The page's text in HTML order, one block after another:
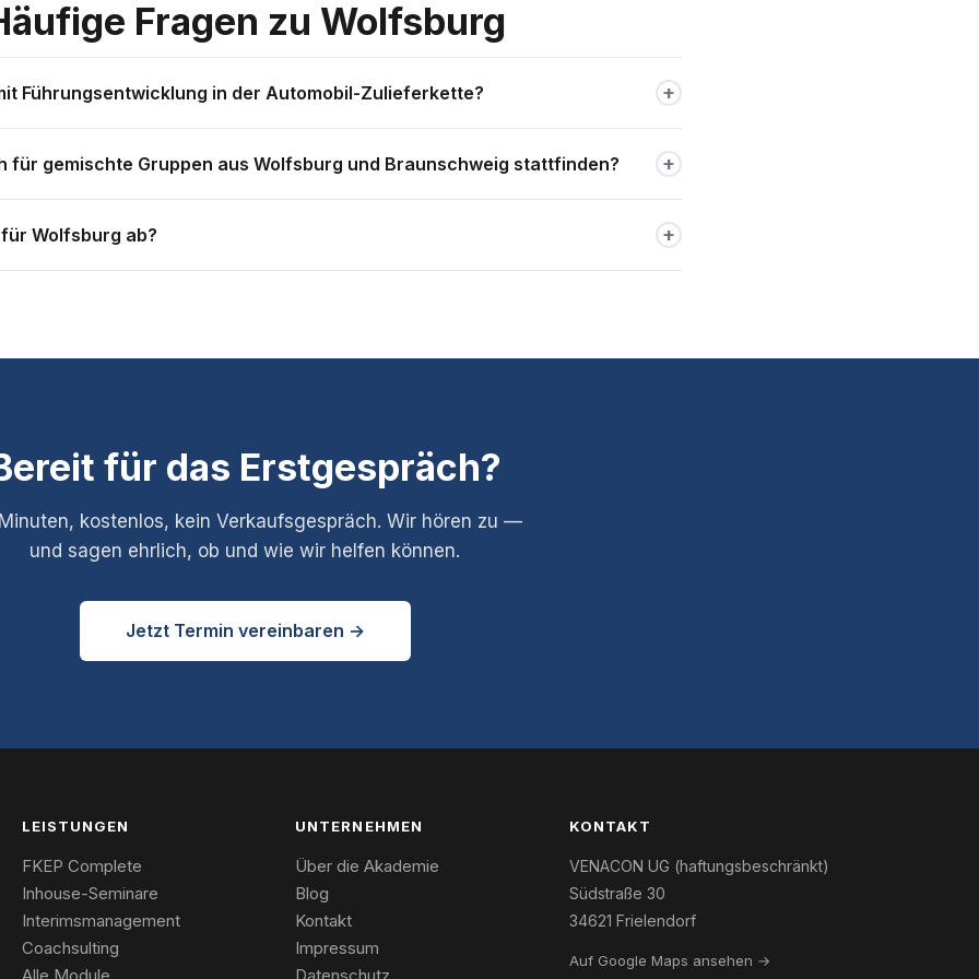
Fragen zu Wolfsburg
Führungsentwicklung in der Automobil-Zulieferkette? +
müssen. Das prägt Führungsstil und Kommunikation.
für gemischte Gruppen aus Wolfsburg und Braunschweig stattfinden? +
separat.
Wolfsburg ab? +
für das Erstgespräch?
kostenlos, kein Verkaufsgespräch. Wir hören zu —
und sagen ehrlich, ob und wie wir helfen können.
Jetzt Termin vereinbaren →
LEISTUNGEN
FKEP Complete
Inhouse-Seminare
Interimsmanagement
Coachsulting
UNTERNEHMEN
Über die Akademie
Blog
Kontakt
Impressum
KONTAKT
VENACON UG (haftungsbeschränkt)
Südstraße 30
34621 Frielendorf
Auf Google Maps ansehen →